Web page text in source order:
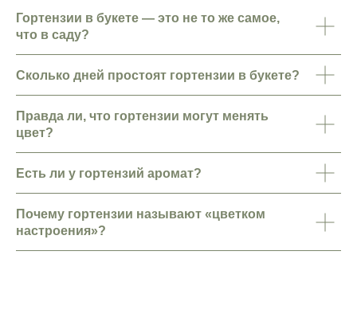
Гортензии в букете — это не то же самое,
что в саду?
Сколько дней простоят гортензии в букете?
Правда ли, что гортензии могут менять
цвет?
Есть ли у гортензий аромат?
Почему гортензии называют «цветком
настроения»?